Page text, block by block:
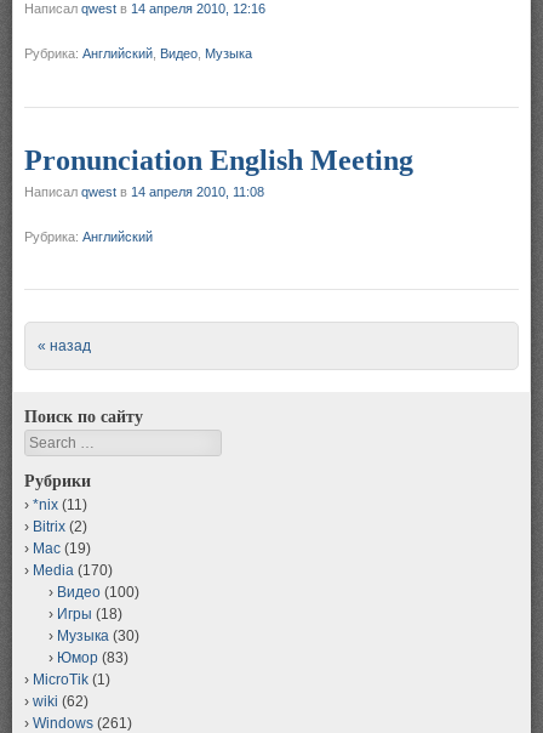
Написал qwest в 14 апреля 2010, 12:16
Рубрика: Английский Видео Музыка
Pronunciation English Meeting
Написал qwest в 14 апреля 2010, 11:08
Рубрика: Английский
Post navigation
« назад
Поиск по сайту
Search
Рубрики
*nix (11)
Bitrix (2)
Mac (19)
Media (170)
Видео (100)
Игры (18)
Музыка (30)
Юмор (83)
MicroTik (1)
wiki (62)
Windows (261)